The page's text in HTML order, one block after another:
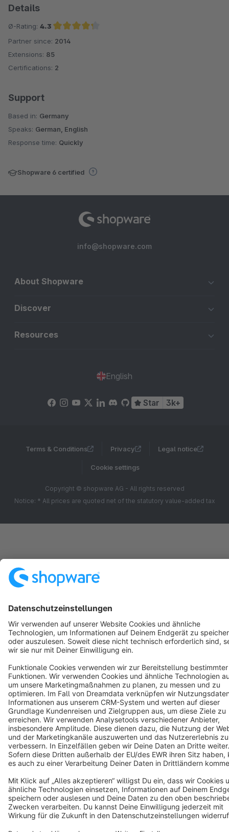
Details
Ø-Rating: 4.3
Average rating of 4.3 out of 5 stars
Partner since: 2014
Extensions: 85
Certifications: 2
Support
Based in: Germany
Speaks: German, English
Response time: Quickly
Shopware 6 certified
info@shopware.com
About Shopware
Discover
Resources
English
Star 3k+
Terms & Conditions Privacy Legal notice
Cookie settings
Copyright © shopware AG - All rights reserved
Notice: * All prices are quoted net of the statutory value-added tax